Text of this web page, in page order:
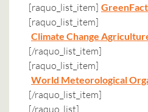
[raquo_list_item]
[raquo_list_item]
Climate Change
[/raquo_list_item]
[raquo_list_item]
World Meteorological
[/raquo_list_item]
[/raquo_list]